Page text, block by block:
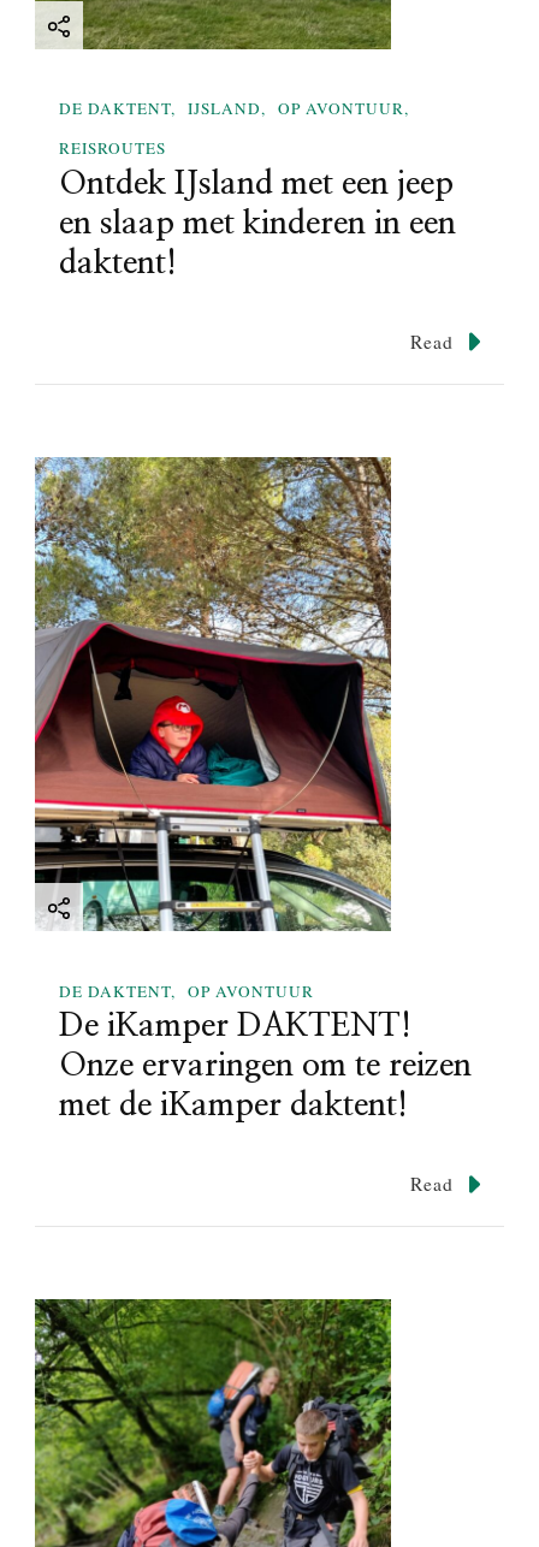
DE DAKTENT IJSLAND
OP AVONTUUR
REISROUTES
Ontdek IJsland met een jeep
en slaap met kinderen in een
daktent!
Read
DE DAKTENT OP AVONTUUR
De iKamper DAKTENT!
Onze ervaringen om te reizen
met de iKamper daktent!
Read